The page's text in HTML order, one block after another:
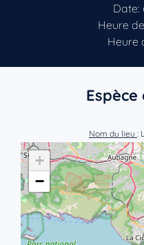
Date:
Heure
Heure
Nom du lieu :
+
−